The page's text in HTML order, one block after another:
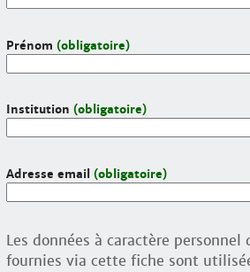
Prénom (obligatoire)
Institution (obligatoire)
Adresse email (obligatoire)
Les données à caractère personnel
fournies via cette fiche sont